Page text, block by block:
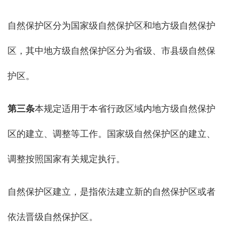
自然保护区分为国家级自然保护区和地方级自然保护
区，其中地方级自然保护区分为省级、市县级自然保
护区。
第三条本规定适用于本省行政区域内地方级自然保护
区的建立、调整等工作。国家级自然保护区的建立、
调整按照国家有关规定执行。
自然保护区建立，是指依法建立新的自然保护区或者
依法晋级自然保护区。